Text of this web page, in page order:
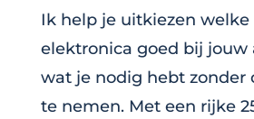
Ik help je uitkiezen welke
elektronica goed bij jouw
wat je nodig hebt zonder
te nemen. Met een rijke